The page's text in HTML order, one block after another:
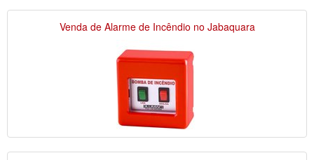
Venda de Alarme de Incêndio no Jabaquara